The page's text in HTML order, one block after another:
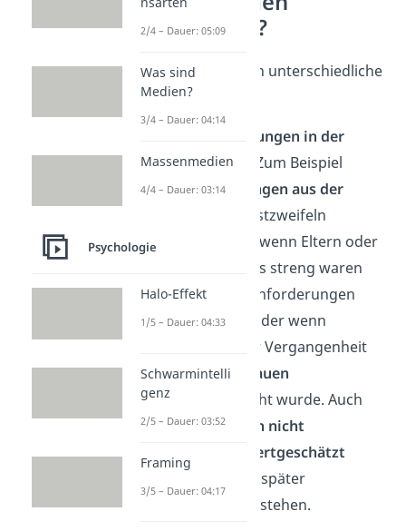
Selbstzweifel?
Selbstzweifel können unterschiedliche
Ursachen haben:
Negative Erfahrungen in der
Vergangenheit:
Zum Beispiel
könnenErfahrungen aus der
zu Selbstzweifeln
beitragen. Etwa, wenn Eltern oder
Lehrer besonders streng waren
und sehr hohe Anforderungen
gestellt haben. Oder wenn
jemandem in der Vergangenheit
nurwenig Vertrauen
entgegengebracht wurde. Auch
wennLeistungen nicht
wertgeschätzt
wurden, können später
Selbstzweifel entstehen.
2/4 – Dauer: 05:09
Was sind
Medien?
3/4 – Dauer: 04:14
Massenmedien
4/4 – Dauer: 03:14
Psychologie
Halo-Effekt
1/5 – Dauer: 04:33
Schwarmintelli
genz
2/5 – Dauer: 03:52
Framing
3/5 – Dauer: 04:17